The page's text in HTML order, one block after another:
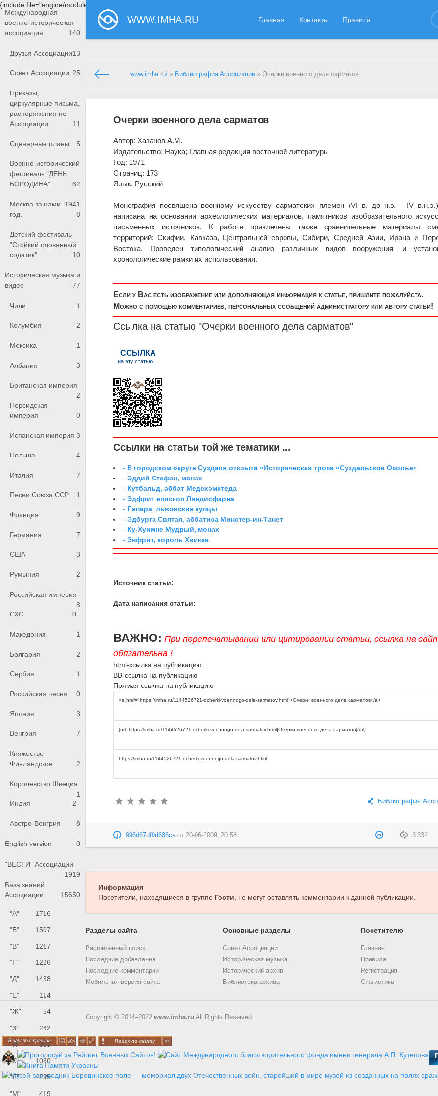
{include file="engine/modules/saperu/head.php"}
WWW.IMHA.RU Главная Контакты Правила
Международная
военно-историческая
ассоциация
140
Друзья Ассоциации13
Совет Ассоциации 25
Приказы,
циркулярные письма,
распоряжения по
Ассоциации
11
Сценарные планы 5
Военно-исторический
фестиваль "ДЕНЬ
БОРОДИНА"
62
Москва за нами. 1941
год.
8
Детский фестиваль
"Стойкий оловянный
содатик"
10
Историческая музыка и
видео
77
Чили 1
Колумбия 2
Мексика 1
Албания 3
Британская империя
2
Персидская
империя
0
Испанская империя 3
Польша 4
Италия 7
Песни Союза ССР 1
Франция 9
Германия 7
США 3
Румыния 2
Российская империя
8
СХС
0
Македония 1
Болгария 2
Сербия 1
Российская песня 0
Япония 3
Венгрия 7
Княжество
Финляндское
2
Королевство Швеция
1
Индия
2
Австро-Венгрия 8
English version 0
"ВЕСТИ" Ассоциации
1919
База знаний
Ассоциации
15650
"А" 1716
"Б" 1507
"В" 1217
"Г" 1226
"Д" 1438
"Е" 114
"Ж" 54
"З" 262
"И" 389
"К" 1030
"Л" 295
"М" 419
www.imha.ru/ » Библиография Ассоциации » Очерки военного дела сарматов
Очерки военного дела сарматов
Автор: Хазанов А.М.
Издательство: Наука; Главная редакция восточной литературы
Год: 1971
Страниц: 173
Язык: Русский
Монография посвящена военному искусству сарматских племен (VI в. до н.э. - IV
написана на основании археологических материалов, памятников изобразительного
письменных источников. К работе привлечены также сравнительные материалы
территорий: Скифии, Кавказа, Центральной европы, Сибири, Средней Азии, Ирана и
Востока. Проведен типологический анализ различных видов вооружения, и
хронологические рамки их использования.
Если у Вас есть изображение или дополняющая информация к статье, пришлите пожалуйста.
Можно с помощью комментариев, персональных сообщений администратору или автору статьи!
Ссылка на статью "Очерки военного дела сарматов"
Ссылки на статьи той же тематики ...
- В городском округе Суздаля открыта «Историческая тропа «Суздальское Ополье»
-Эддий Стефан, монах
- Кутбальд, аббат Медсхэмстеда
-Эдфрит епископ Линдисфарна
- Папара, львовские купцы
-Эдбурга Святая, аббатиса Минстер-ин-Танет
- Ку-Хуимне Мудрый, монах
-Энфрит, король Хвикке
Источник статьи:
Дата написания статьи:
ВАЖНО: При перепечатывании или цитировании статьи, ссылка на
обязательна !
html-ссылка на публикацию
BB-ссылка на публикацию
Прямая ссылка на публикацию
Библиография
3 332
996d67df0d686caот20-06-2009, 20:58
Информация
Посетители, находящиеся в группе Гости, не могут оставлять комментарии к данной публикации.
Разделы сайта
Расширенный поиск
Последние добавления
Последние комментарии
Мобильная версия сайта
Основные разделы
Совет Ассоциации
Историческая музыка
Исторический архив
Библиотека архива
Посетителю
Главная
Правила
Регистрация
Статистика
Copyright © 2014–2022 www.imha.ru All Rights Reserved.